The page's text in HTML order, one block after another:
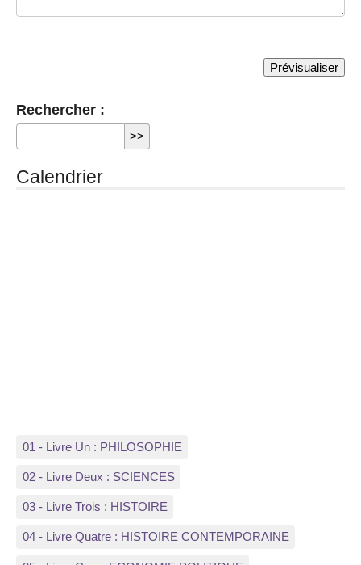
Rechercher :
Calendrier
01 - Livre Un : PHILOSOPHIE
02 - Livre Deux : SCIENCES
03 - Livre Trois : HISTOIRE
04 - Livre Quatre : HISTOIRE CONTEMPORAINE